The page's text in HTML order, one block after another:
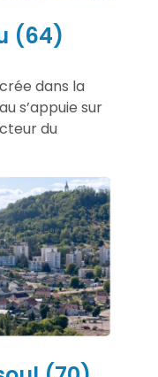
(64)
dans la
s’appuie sur
du